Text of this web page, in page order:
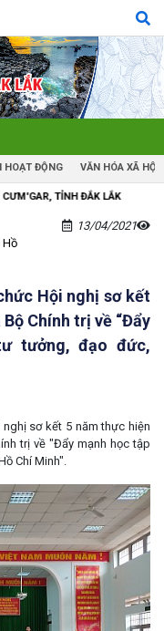
Việt Tiếng Anh
HOẠT ĐỘNG VĂN HÓA XÃ HỘI
LẮK
13/04/2021
Hội nghị sơ kết
Chính trị về “Đẩy
tưởng, đạo đức,
sơ kết 5 năm thực hiện
trị về "Đẩy mạnh học tập
Chí Minh".